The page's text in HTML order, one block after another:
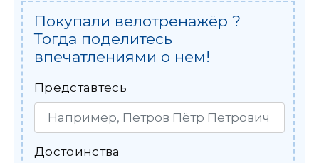
Покупали велотренажёр ?
Тогда поделитесь
впечатлениями о нем!
Представтесь
Достоинства